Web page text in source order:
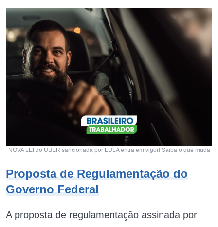
NOVA LEI do UBER sancionada por LULA entra em vigor! Saiba o que muda
Proposta de Regulamentação do
Governo Federal
A proposta de regulamentação assinada por